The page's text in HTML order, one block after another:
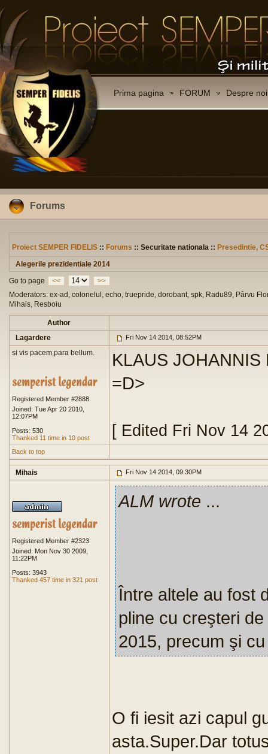
Prima pagina FORUM Despre noi
Forums
Proiect SEMPER FIDELIS :: Forums :: Securitate nationala :: Presedintie,
Alegerile prezidentiale 2014
Go to page
<<
>>
Moderators: ex-ad, colonelul, echo, truepride, dorobant, spk, Radu89, Pârvu
Mihais, Resboiu
Author
Lagardere
Fri Nov 14 2014, 08:52PM
si vis pacem,para bellum.
Registered Member #2888
Joined: Tue Apr 20 2010,
12:07PM
Posts: 530
Thanked 11 time in 10 post
KLAUS JOHANNIS
=D>
[ Edited Fri Nov 14
Back to top
Mihais Fri Nov 14 2014, 09:30PM
Registered Member #2323
Joined: Mon Nov 30 2009,
11:22PM
Posts: 3943
Thanked 457 time in 321 post
ALM wrote ...
Între altele au fost
pline cu creşteri
2015, precum şi
O fi iesit azi capul
asta.Super.Dar